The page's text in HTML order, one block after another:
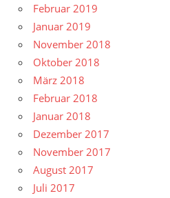
Februar 2019
Januar 2019
November 2018
Oktober 2018
März 2018
Februar 2018
Januar 2018
Dezember 2017
November 2017
August 2017
Juli 2017